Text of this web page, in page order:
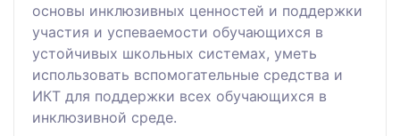
основы инклюзивных ценностей и поддержки
участия и успеваемости обучающихся в
устойчивых школьных системах, уметь
использовать вспомогательные средства и
ИКТ для поддержки всех обучающихся в
инклюзивной среде.